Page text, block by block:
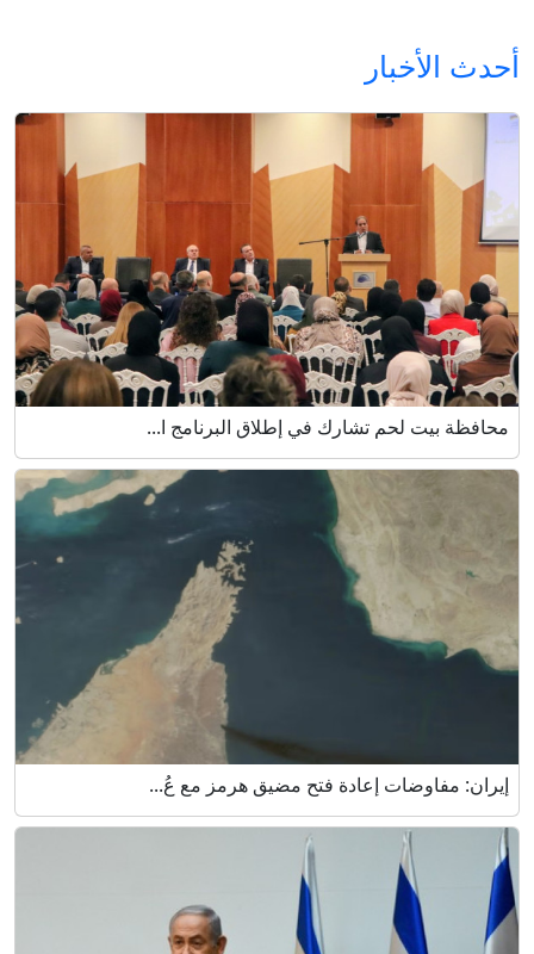
أحدث الأخبار
محافظة بيت لحم تشارك في إطلاق البرنامج ا...
إيران: مفاوضات إعادة فتح مضيق هرمز مع عُ...